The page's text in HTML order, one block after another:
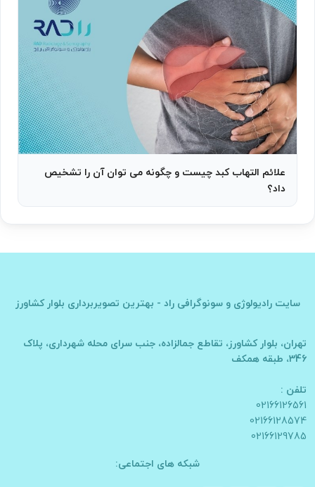
علائم التهاب کبد چیست و چگونه می توان آن را تشخیص
داد؟
سایت رادیولوژی و سونوگرافی راد - بهترین تصویربرداری بلوار کشاورز
تهران، بلوار کشاورز، تقاطع جمالزاده، جنب سرای محله شهرداری، پلاک
346، طبقه همکف
تلفن :
02166126561
02166128574
02166129785
شبکه های اجتماعی: